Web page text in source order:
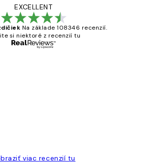
EXCELLENT
Na základe 108346 recenzií.
si niektoré z recenzií tu
viac recenzií tu